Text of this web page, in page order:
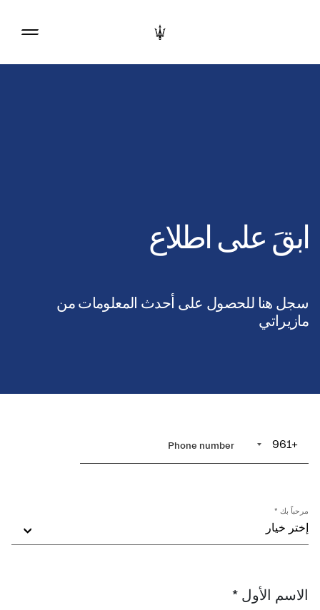
ابقَ على اطلاع
سجل هنا للحصول على أحدث المعلومات من
مازيراتي
+961
إختر خيار
مرحباً بك *
الاسم الأول *